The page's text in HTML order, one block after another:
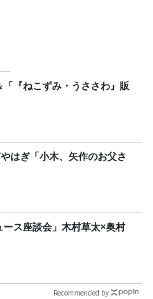
「『ねこずみ・うささわ』販
はぎ「小木、矢作のお父さ
ース座談会」木村草太×奥村
Recommended by